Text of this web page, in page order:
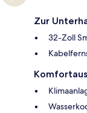
Zur
32-Zoll